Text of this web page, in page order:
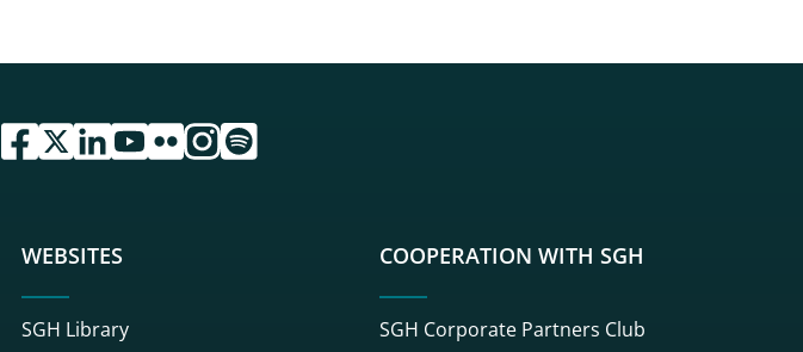
przejdź do serwisu facebook sgh
przejdź do serwisu twitter sgh
przejdź do serwisu linkedin sgh
przejdź do serwisu youtube sgh
przejdź do serwisu flickr sgh
przejdź do serwisu instagram sgh
przejdź do serwisu spotify sgh
WEBSITES
SGH Library
COOPERATION WITH SGH
SGH Corporate Partners Club